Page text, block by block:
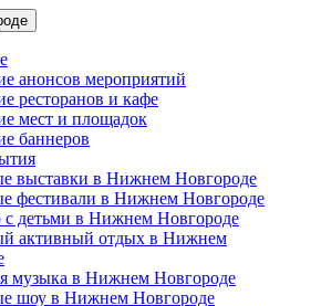
анонсов мероприятий
ресторанов и кафе
мест и площадок
баннеров
выставки в Нижнем Новгороде
фестивали в Нижнем Новгороде
с детьми в Нижнем Новгороде
активный отдых в Нижнем
музыка в Нижнем Новгороде
шоу в Нижнем Новгороде